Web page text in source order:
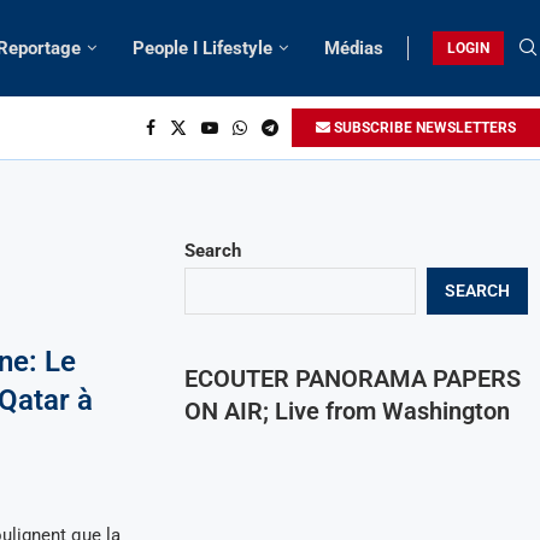
People I Lifestyle Médias LOGIN
SUBSCRIBE NEWSLETTERS
Le
à
que la
Search
SEARCH
ECOUTER PANORAMA PAPERS
ON AIR; Live from Washington